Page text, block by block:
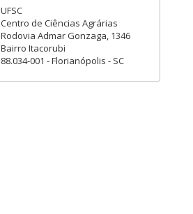
UFSC
Centro de Ciências Agrárias
Rodovia Admar Gonzaga, 1346
Bairro Itacorubi
88.034-001 - Florianópolis - SC